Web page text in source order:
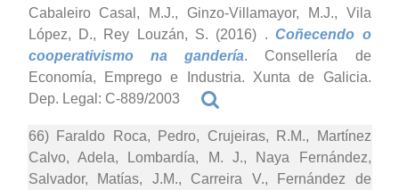
Cabaleiro Casal, M.J., Ginzo-Villamayor, M.J., Vila
López, D., Rey Louzán, S. (2016) .Coñecendo o
cooperativismo na gandería. Consellería de
Economía, Emprego e Industria. Xunta de Galicia.
Dep. Legal: C-889/2003
66) Faraldo Roca, Pedro, Crujeiras, R.M., Martínez
Calvo, Adela, Lombardía, M. J., Naya Fernández,
Salvador, Matías, J.M., Carreira V., Fernández de